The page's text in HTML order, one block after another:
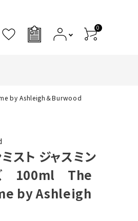
0
by Ashleigh＆Burwood
スト ジャスミン
ズ 100ml The
by Ashleigh